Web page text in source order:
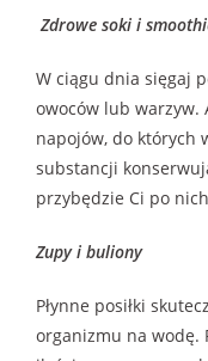
Zdrowe soki i
W ciągu dnia sięgaj
owoców lub
napojów, do których
substancji
przybędzie Ci po
Zupy i buliony
Płynne posiłki
organizmu na wodę.